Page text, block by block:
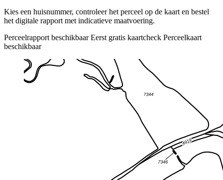
Kies een huisnummer, controleer het perceel op de kaart en bestel
het digitale rapport met indicatieve maatvoering.
Perceelrapport beschikbaar Eerst gratis kaartcheck Perceelkaart
beschikbaar